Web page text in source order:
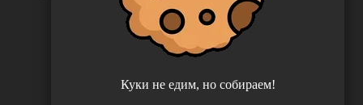
Куки не едим, но собираем!